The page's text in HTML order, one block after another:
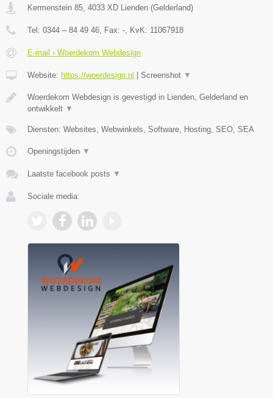
Kermenstein 85 4033 XD Lienden (Gelderland)
Tel: 0344 – 84 49 46 , Fax: - , KvK: 11067918
E-mail › Woerdekom Webdesign
Website: https://woerdesign.nl Screenshot ▼
Woerdekom Webdesign is gevestigd in Lienden, Gelderland en
ontwikkelt ▼
Diensten: Websites, Webwinkels, Software, Hosting, SEO, SEA
Openingstijden ▼
Laatste facebook posts ▼
Sociale media: